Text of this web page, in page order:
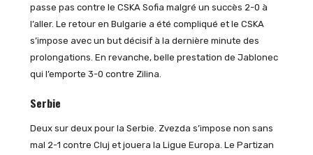
passe pas contre le CSKA Sofia malgré un succès 2-0 à
l’aller. Le retour en Bulgarie a été compliqué et le CSKA
s’impose avec un but décisif à la dernière minute des
prolongations. En revanche, belle prestation de Jablonec
qui l’emporte 3-0 contre Zilina.
Serbie
Deux sur deux pour la Serbie. Zvezda s’impose non sans
mal 2-1 contre Cluj et jouera la Ligue Europa. Le Partizan